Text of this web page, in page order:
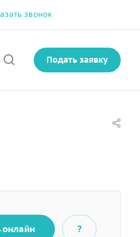
звонок
Подать заявку
онлайн ?